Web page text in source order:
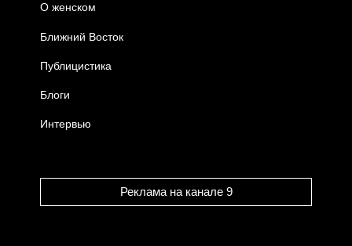
О женском
Ближний Восток
Публицистика
Блоги
Интервью
Реклама на канале 9